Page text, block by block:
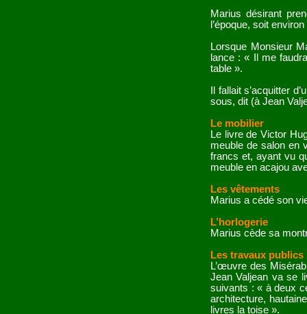
Marius désirant
l’époque, soit
Lorsque Monsieur
lance : « Il me
table ».
Il fallait s’acquitter
sous, dit (à Jean
Le mobilier
Le livre de Victor
meuble de salon en
francs et, ayant vu
meuble en acajou
Les vêtements
Marius a cédé son
L’horlogerie
Marius cède sa
Les travaux publics
L’œuvre des
Jean Valjean va se
suivants : « à deux
architecture,
livres la toise ».